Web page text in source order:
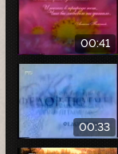
00:41
00:33